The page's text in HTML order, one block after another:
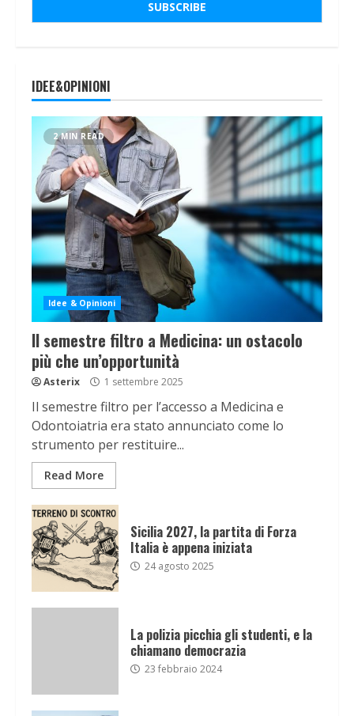
IDEE&OPINIONI
2 MIN READ
Idee & Opinioni
Il semestre filtro a Medicina: un ostacolo
più che un’opportunità
Asterix 1 settembre 2025
Il semestre filtro per l’accesso a Medicina e
Odontoiatria era stato annunciato come lo
strumento per restituire...
Read More
Sicilia 2027, la partita di Forza
Italia è appena iniziata
24 agosto 2025
La polizia picchia gli studenti, e la
chiamano democrazia
23 febbraio 2024